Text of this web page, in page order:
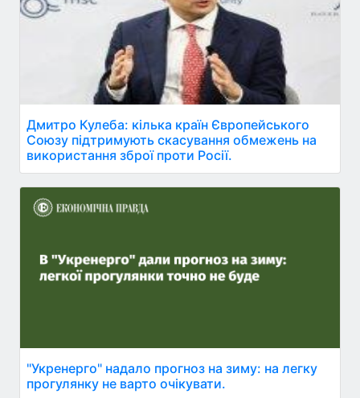
Дмитро Кулеба: кілька країн Європейського
Союзу підтримують скасування обмежень на
використання зброї проти Росії.
"Укренерго" надало прогноз на зиму: на легку
прогулянку не варто очікувати.